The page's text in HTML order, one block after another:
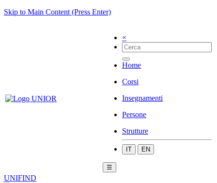
Skip to Main Content (Press Enter)
×
Home
Corsi
Insegnamenti
Persone
Strutture
IT EN
☰
UNIFIND